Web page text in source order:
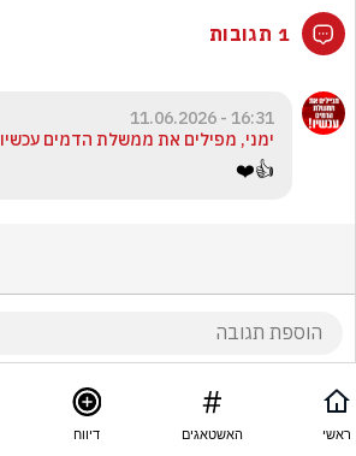
1 תגובות
16:31 - 11.06.2026
ימני, מפילים את ממשלת הדמים עכשיו
👍❤️
ראשי האשטאגים דיווח